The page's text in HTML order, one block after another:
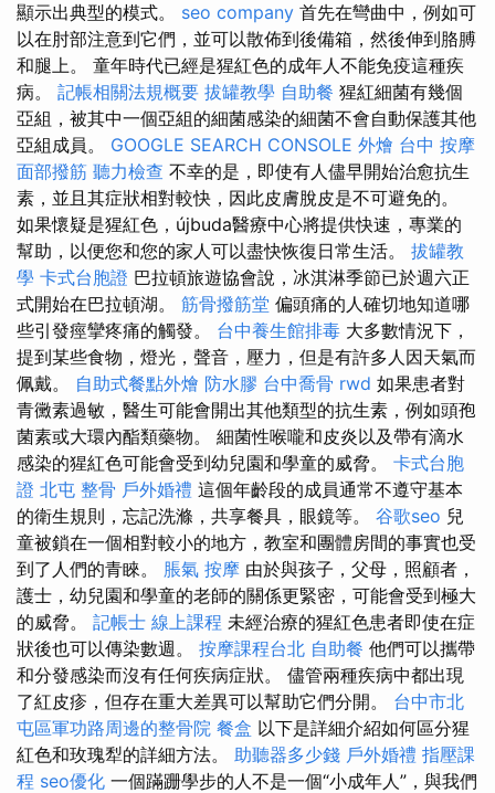
顯示出典型的模式。 seo company 首先在彎曲中，例如可
以在肘部注意到它們，並可以散佈到後備箱，然後伸到胳膊
和腿上。 童年時代已經是猩紅色的成年人不能免疫這種疾
病。 記帳相關法規概要 拔罐教學 自助餐 猩紅細菌有幾個
亞組，被其中一個亞組的細菌感染的細菌不會自動保護其他
亞組成員。 GOOGLE SEARCH CONSOLE 外燴 台中 按摩
面部撥筋 聽力檢查 不幸的是，即使有人儘早開始治愈抗生
素，並且其症狀相對較快，因此皮膚脫皮是不可避免的。
如果懷疑是猩紅色，újbuda醫療中心將提供快速，專業的
幫助，以便您和您的家人可以盡快恢復日常生活。 拔罐教
學 卡式台胞證 巴拉頓旅遊協會說，冰淇淋季節已於週六正
式開始在巴拉頓湖。 筋骨撥筋堂 偏頭痛的人確切地知道哪
些引發痙攣疼痛的觸發。 台中養生館排毒 大多數情況下，
提到某些食物，燈光，聲音，壓力，但是有許多人因天氣而
佩戴。 自助式餐點外燴 防水膠 台中喬骨 rwd 如果患者對
青黴素過敏，醫生可能會開出其他類型的抗生素，例如頭孢
菌素或大環內酯類藥物。 細菌性喉嚨和皮炎以及帶有滴水
感染的猩紅色可能會受到幼兒園和學童的威脅。 卡式台胞
證 北屯 整骨 戶外婚禮 這個年齡段的成員通常不遵守基本
的衛生規則，忘記洗滌，共享餐具，眼鏡等。 谷歌seo 兒
童被鎖在一個相對較小的地方，教室和團體房間的事實也受
到了人們的青睞。 脹氣 按摩 由於與孩子，父母，照顧者，
護士，幼兒園和學童的老師的關係更緊密，可能會受到極大
的威脅。 記帳士 線上課程 未經治療的猩紅色患者即使在症
狀後也可以傳染數週。 按摩課程台北 自助餐 他們可以攜帶
和分發感染而沒有任何疾病症狀。 儘管兩種疾病中都出現
了紅皮疹，但存在重大差異可以幫助它們分開。 台中市北
屯區軍功路周邊的整骨院 餐盒 以下是詳細介紹如何區分猩
紅色和玫瑰犁的詳細方法。 助聽器多少錢 戶外婚禮 指壓課
程 seo優化 一個蹣跚學步的人不是一個“小成年人”，與我們